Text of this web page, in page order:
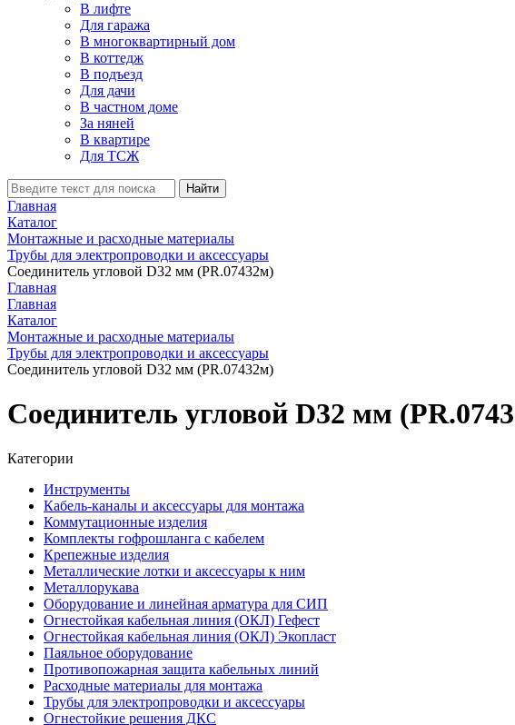
В лифте
Для гаража
В многоквартирный дом
В коттедж
В подъезд
Для дачи
В частном доме
За няней
В квартире
Для ТСЖ
Найти
Главная
Каталог
Монтажные и расходные материалы
Трубы для электропроводки и аксессуары
Соединитель угловой D32 мм (PR.07432м)
Главная
Главная
Каталог
Монтажные и расходные материалы
Трубы для электропроводки и аксессуары
Соединитель угловой D32 мм (PR.07432м)
Соединитель угловой D32 мм
Категории
Инструменты
Кабель-каналы и аксессуары для монтажа
Коммутационные изделия
Комплекты гофрошланга с кабелем
Крепежные изделия
Металлические лотки и аксессуары к ним
Металлорукава
Оборудование и линейная арматура для СИП
Огнестойкая кабельная линия (ОКЛ) Гефест
Огнестойкая кабельная линия (ОКЛ) Экопласт
Паяльное оборудование
Противопожарная защита кабельных линий
Расходные материалы для монтажа
Трубы для электропроводки и аксессуары
Огнестойкие решения ДКС